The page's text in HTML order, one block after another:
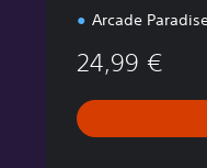
Arcade
24,99 €